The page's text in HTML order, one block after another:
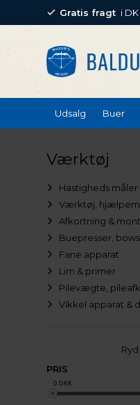
Gratis fragt i
Udsalg Buer
Værktøj
Hastigheds
Værktøj,
Afkortning &
Buepresser,
Fane apparat
Lim & primer
Pilevægte,
Vikkel apparat &
PRIS
0 DKK